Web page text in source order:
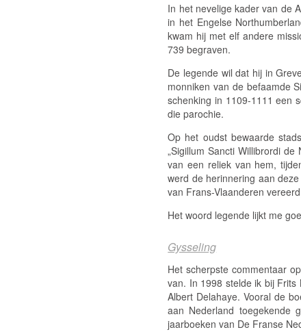
In het nevelige kader van de
in het Engelse
kwam hij met elf andere
739 begraven.
De legende wil dat hij in
monniken van de befaamde
schenking in 1109-1111 een
die parochie.
Op het oudst bewaarde
„Sigillum Sancti Willibrordi
van een reliek van hem,
werd de herinnering aan
van Frans-Vlaanderen
Het woord legende lijkt me
Gysseling
Het scherpste commentaar
van. In 1998 stelde ik bij Frits
Albert Delahaye. Vooral de
aan Nederland toegekende
jaarboeken van De Franse